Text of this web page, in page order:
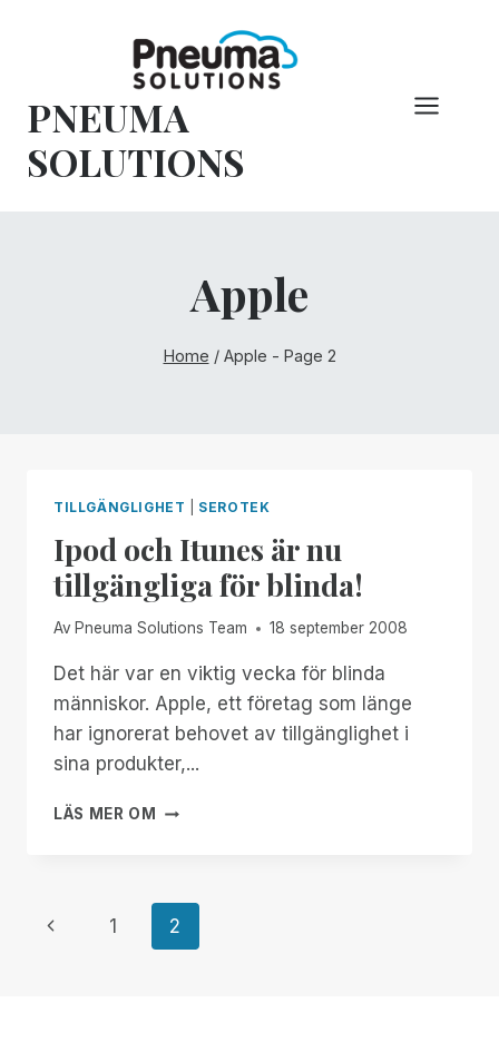
PNEUMA
SOLUTIONS
Apple
Home / Apple - Page 2
TILLGÄNGLIGHET SEROTEK
Ipod och Itunes är nu
tillgängliga för blinda!
Av Pneuma Solutions Team 18 september 2008
Det här var en viktig vecka för blinda
människor. Apple, ett företag som länge
har ignorerat behovet av tillgänglighet i
sina produkter,...
LÄS MER OM
IPOD
NU
TILLGÄNGLIGA
FÖR
Page
Previous
1 2